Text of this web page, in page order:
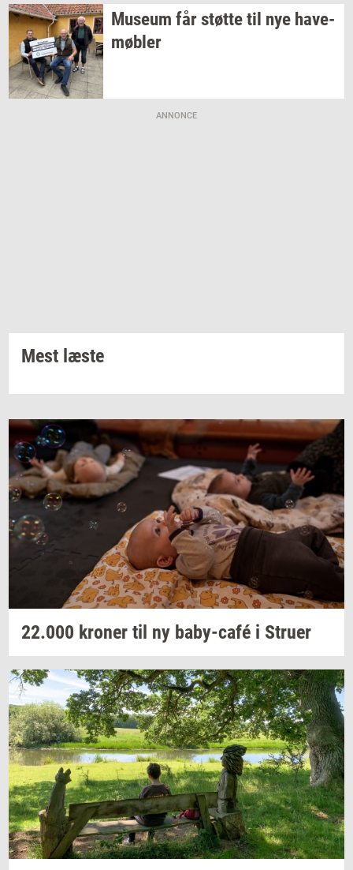
Mu­se­um fårstøt­tetil nye ha­ve­
møb­ler
ANNONCE
Mest læste
22.000 kro­ner til ny baby-​café i Stru­er